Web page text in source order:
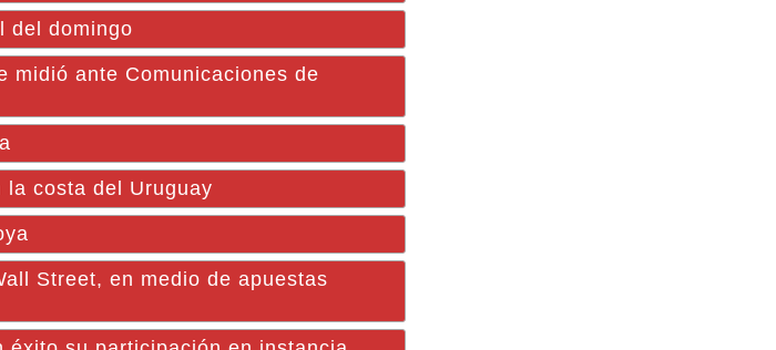
del domingo
midió ante Comunicaciones de
costa del Uruguay
Street, en medio de apuestas